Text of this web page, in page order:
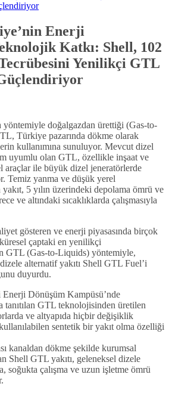
Enerji
Katkı: Shell, 102
Yenilikçi GTL
yöntemiyle doğalgazdan ürettiği (Gas-to-
Türkiye pazarında dökme olarak
kullanımına sunuluyor. Mevcut dizel
uyumlu olan GTL, özellikle inşaat ve
araçlar ile büyük dizel jeneratörlerde
Temiz yanma ve düşük yerel
yakıt, 5 yılın üzerindeki depolama ömrü ve
ve altındaki sıcaklıklarda çalışmasıyla
gösteren ve enerji piyasasında birçok
çaptaki en yenilikçi
GTL (Gas-to-Liquids) yöntemiyle,
alternatif yakıtı Shell GTL Fuel’i
duyurdu.
Enerji Dönüşüm Kampüsü’nde
tanıtılan GTL teknolojisinden üretilen
ve altyapıda hiçbir değişiklik
sentetik bir yakıt olma özelliği
kanaldan dökme şekilde kurumsal
Shell GTL yakıtı, geleneksel dizele
soğukta çalışma ve uzun işletme ömrü